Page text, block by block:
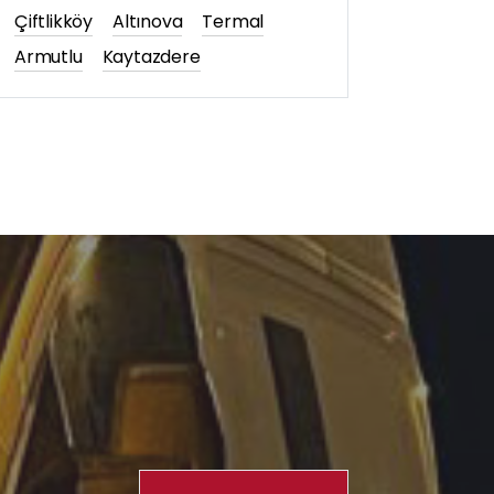
Çiftlikköy Altınova
Termal
Armutlu
Kaytazdere